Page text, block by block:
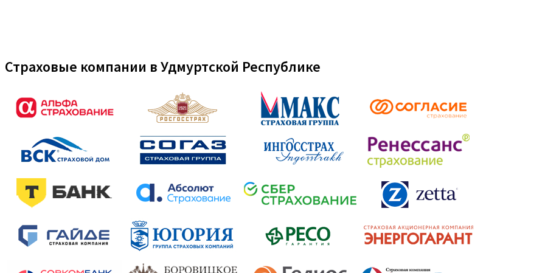
Страховые компании в Удмуртской Республике